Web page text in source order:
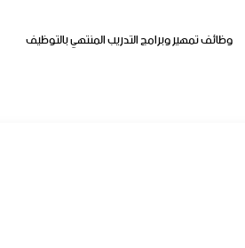
وظائف تمهير وبرامج التدريب المنتهي بالتوظيف